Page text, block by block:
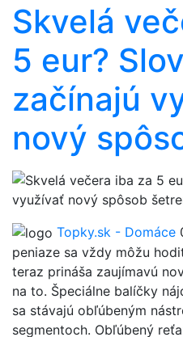
Skvelá
5 eur?
začínajú
nový
Topky.sk - Domáce
peniaze sa vždy môžu
teraz prináša zaujímavú
na to. Špeciálne balíčky
sa stávajú obľúbeným
segmentoch. Obľúbený